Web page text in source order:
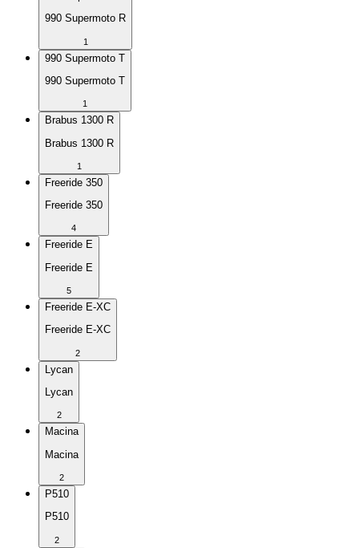
990 Supermoto R
1
990 Supermoto T
990 Supermoto T
1
Brabus 1300 R
Brabus 1300 R
1
Freeride 350
Freeride 350
4
Freeride E
Freeride E
5
Freeride E-XC
Freeride E-XC
2
Lycan
Lycan
2
Macina
Macina
2
P510
P510
2